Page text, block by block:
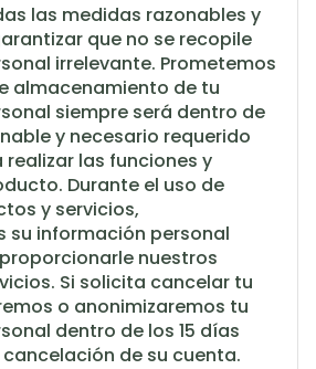
las medidas razonables y
que no se recopile
irrelevante. Prometemos
almacenamiento de tu
siempre será dentro de
y necesario requerido
realizar las funciones y
Durante el uso de
y servicios,
su información personal
nuestros
Si solicita cancelar tu
o anonimizaremos tu
dentro de los 15 días
de su cuenta.